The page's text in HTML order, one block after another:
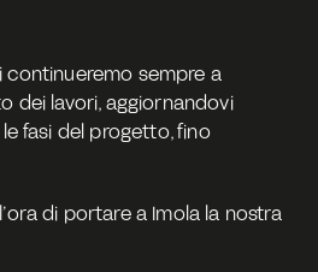
continueremo sempre a
dei lavori, aggiornandovi
fasi del progetto, fino
di portare a Imola la nostra